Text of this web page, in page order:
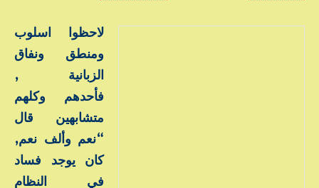
لاحظوا اسلوب
ومنطق ونفاق
الزبانية ,
فأحدهم وكلهم
متشابهين قال
“نعم وألف نعم,
كان يوجد فساد
في النظام